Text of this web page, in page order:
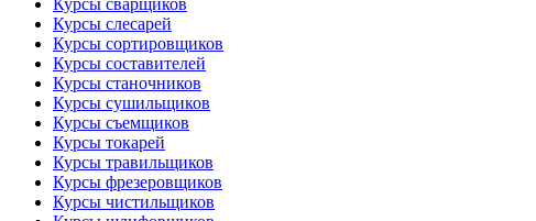
Курсы сварщиков
Курсы слесарей
Курсы сортировщиков
Курсы составителей
Курсы станочников
Курсы сушильщиков
Курсы съемщиков
Курсы токарей
Курсы травильщиков
Курсы фрезеровщиков
Курсы чистильщиков